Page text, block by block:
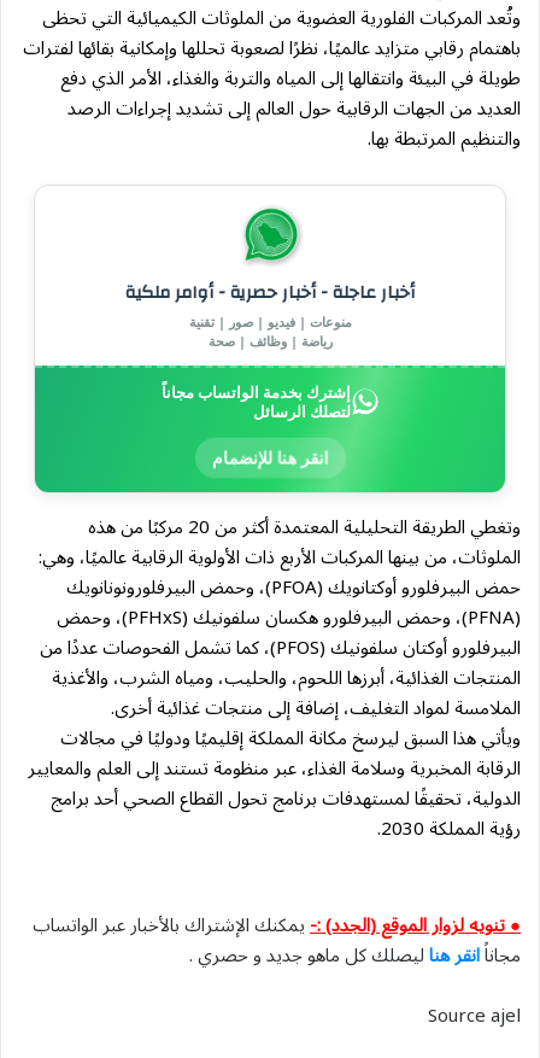
وتُعد المركبات الفلورية العضوية من الملوثات الكيميائية التي تحظى
باهتمام رقابي متزايد عالميًا، نظرًا لصعوبة تحللها وإمكانية بقائها لفترات
طويلة في البيئة وانتقالها إلى المياه والتربة والغذاء، الأمر الذي دفع
العديد من الجهات الرقابية حول العالم إلى تشديد إجراءات الرصد
والتنظيم المرتبطة بها.
أخبار عاجلة - أخبار حصرية - أوامر ملكية
منوعات | فيديو | صور | تقنية
رياضة | وظائف | صحة
إشترك بخدمة الواتساب مجاناً
لتصلك الرسائل
انقر هنا للإنضمام
وتغطي الطريقة التحليلية المعتمدة أكثر من 20 مركبًا من هذه
الملوثات، من بينها المركبات الأربع ذات الأولوية الرقابية عالميًا، وهي:
حمض البيرفلورو أوكتانويك (PFOA)، وحمض البيرفلورونونانويك
(PFNA)، وحمض البيرفلورو هكسان سلفونيك (PFHxS)، وحمض
البيرفلورو أوكتان سلفونيك (PFOS)، كما تشمل الفحوصات عددًا من
المنتجات الغذائية، أبرزها اللحوم، والحليب، ومياه الشرب، والأغذية
الملامسة لمواد التغليف، إضافة إلى منتجات غذائية أخرى.
ويأتي هذا السبق ليرسخ مكانة المملكة إقليميًا ودوليًا في مجالات
الرقابة المخبرية وسلامة الغذاء، عبر منظومة تستند إلى العلم والمعايير
الدولية، تحقيقًا لمستهدفات برنامج تحول القطاع الصحي أحد برامج
رؤية المملكة 2030.
● تنويه لزوار الموقع (الجدد) :-يمكنك الإشتراك بالأخبار عبر الواتساب
مجاناًانقر هناليصلك كل ماهو جديد و حصري .
Source ajel